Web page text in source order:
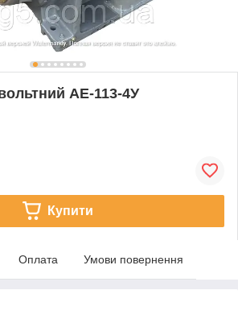
АЕ-113-4У
Купити
Оплата Умови повернення